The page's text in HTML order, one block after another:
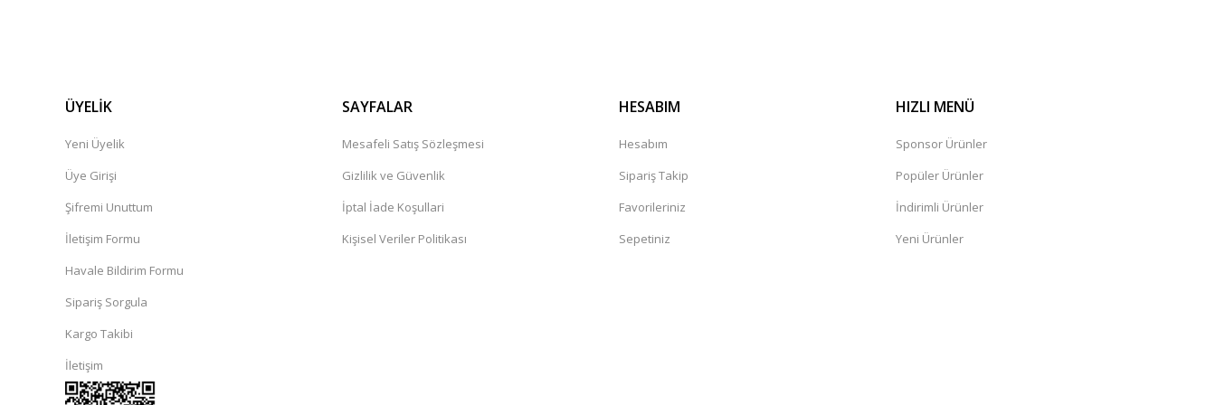
ÜYELİK
Yeni Üyelik
Üye Girişi
Şifremi Unuttum
İletişim Formu
Havale Bildirim Formu
Sipariş Sorgula
Kargo Takibi
İletişim
SAYFALAR
Mesafeli Satış Sözleşmesi
Gizlilik ve Güvenlik
İptal İade Koşullari
Kişisel Veriler Politikası
HESABIM
Hesabım
Sipariş Takip
Favorileriniz
Sepetiniz
HIZLI MENÜ
Sponsor Ürünler
Popüler Ürünler
İndirimli Ürünler
Yeni Ürünler